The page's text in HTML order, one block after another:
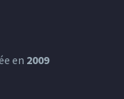
en 2009